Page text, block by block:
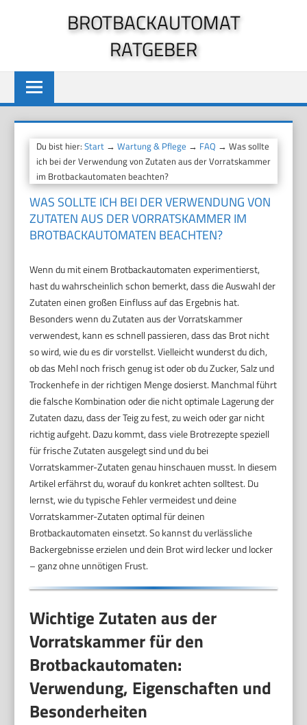
BROTBACKAUTOMAT
RATGEBER
Du bist hier:Start →Wartung & Pflege → FAQ → Was sollte
ich bei der Verwendung von Zutaten aus der Vorratskammer
im Brotbackautomaten beachten?
WAS SOLLTE ICH BEI DER VERWENDUNG VON
ZUTATEN AUS DER VORRATSKAMMER IM
BROTBACKAUTOMATEN BEACHTEN?
Wenn du mit einem Brotbackautomaten experimentierst,
hast du wahrscheinlich schon bemerkt, dass die Auswahl der
Zutaten einen großen Einfluss auf das Ergebnis hat.
Besonders wenn du Zutaten aus der Vorratskammer
verwendest, kann es schnell passieren, dass das Brot nicht
so wird, wie du es dir vorstellst. Vielleicht wunderst du dich,
ob das Mehl noch frisch genug ist oder ob du Zucker, Salz und
Trockenhefe in der richtigen Menge dosierst. Manchmal führt
die falsche Kombination oder die nicht optimale Lagerung der
Zutaten dazu, dass der Teig zu fest, zu weich oder gar nicht
richtig aufgeht. Dazu kommt, dass viele Brotrezepte speziell
für frische Zutaten ausgelegt sind und du bei
Vorratskammer-Zutaten genau hinschauen musst. In diesem
Artikel erfährst du, worauf du konkret achten solltest. Du
lernst, wie du typische Fehler vermeidest und deine
Vorratskammer-Zutaten optimal für deinen
Brotbackautomaten einsetzt. So kannst du verlässliche
Backergebnisse erzielen und dein Brot wird lecker und locker
– ganz ohne unnötigen Frust.
Wichtige Zutaten aus der
Vorratskammer für den
Brotbackautomaten:
Verwendung, Eigenschaften und
Besonderheiten